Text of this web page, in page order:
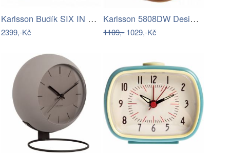
Karlsson Budík SIX IN THE MIX, 12 x 17…
2399,-Kč
Karlsson 5808DW Designové nástěnné…
1109,-1029,-Kč